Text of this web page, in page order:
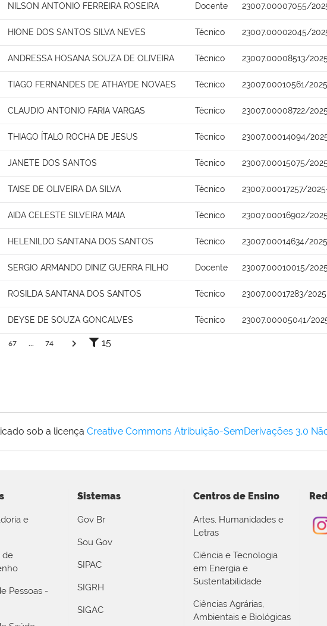
NILSON ANTONIO FERREIRA ROSEIRA Docente 23007.00007055/
HIONE DOS SANTOS SILVA NEVES Técnico 23007.00002045/
ANDRESSA HOSANA SOUZA DE OLIVEIRA Técnico 23007.00008513/
TIAGO FERNANDES DE ATHAYDE NOVAES Técnico 23007.00010561/
CLAUDIO ANTONIO FARIA VARGAS Técnico 23007.00008722/
THIAGO ÍTALO ROCHA DE JESUS Técnico 23007.00014094/
JANETE DOS SANTOS Técnico 23007.00015075/
TAISE DE OLIVEIRA DA SILVA Técnico 23007.00017257/
AIDA CELESTE SILVEIRA MAIA Técnico 23007.00016902/
HELENILDO SANTANA DOS SANTOS Técnico 23007.00014634/
SERGIO ARMANDO DINIZ GUERRA FILHO Docente 23007.00010015/
ROSILDA SANTANA DOS SANTOS Técnico 23007.00017283/
DEYSE DE SOUZA GONCALVES Técnico 23007.00005041/
67 74 15
sob a licença Creative Commons Atribuição-SemDerivações 3.0
e
de
Pessoas -
Sistemas
Gov Br
Sou Gov
SIPAC
SIGRH
SIGAC
Centros de Ensino
Artes, Humanidades e
Letras
Ciência e Tecnologia
em Energia e
Sustentabilidade
Ciências Agrárias,
Ambientais e Biológicas